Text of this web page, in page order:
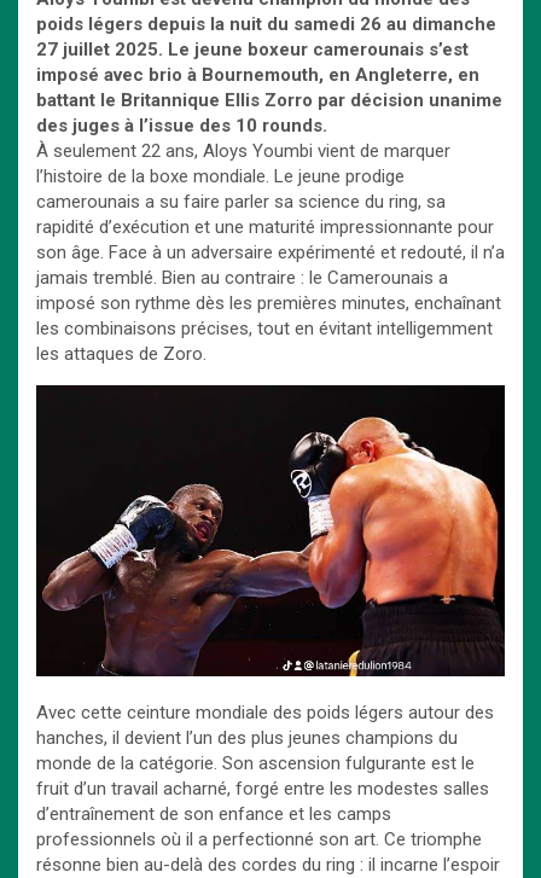
poids légers depuis la nuit du samedi 26 au dimanche
27 juillet 2025. Le jeune boxeur camerounais s’est
imposé avec brio à Bournemouth, en Angleterre, en
battant le Britannique Ellis Zorro par décision unanime
des juges à l’issue des 10 rounds.
À seulement 22 ans, Aloys Youmbi vient de marquer
l’histoire de la boxe mondiale. Le jeune prodige
camerounais a su faire parler sa science du ring, sa
rapidité d’exécution et une maturité impressionnante pour
son âge. Face à un adversaire expérimenté et redouté, il n’a
jamais tremblé. Bien au contraire : le Camerounais a
imposé son rythme dès les premières minutes, enchaînant
les combinaisons précises, tout en évitant intelligemment
les attaques de Zoro.
Avec cette ceinture mondiale des poids légers autour des
hanches, il devient l’un des plus jeunes champions du
monde de la catégorie. Son ascension fulgurante est le
fruit d’un travail acharné, forgé entre les modestes salles
d’entraînement de son enfance et les camps
professionnels où il a perfectionné son art. Ce triomphe
résonne bien au-delà des cordes du ring : il incarne l’espoir